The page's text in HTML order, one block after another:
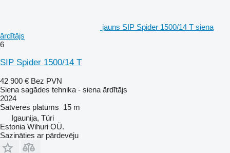
jauns SIP Spider 1500/14 T siena
ārdītājs
6
SIP Spider 1500/14 T
42 900 € Bez PVN
Siena sagādes tehnika - siena ārdītājs
2024
Satveres platums 15 m
Igaunija, Türi
Estonia Wihuri OÜ.
Sazināties ar pārdevēju